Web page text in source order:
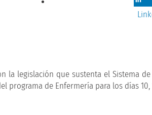
la legislación que sustenta el Sistema
de Enfermería para los días 10,